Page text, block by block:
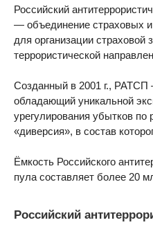
Российский
— объединение страховых
для организации
террористической
Созданный в 2001 г., РАТСП
обладающий уникальной
урегулирования убытков по
«диверсия», в состав
Ёмкость Российского
пула составляет более 20
Российский